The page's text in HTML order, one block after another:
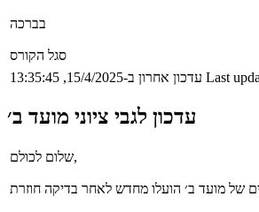
בברכה
סגל הקורס
עדכון אחרון ב-15/4/2025, 13:35:45 Last
עדכון לגבי ציוני מועד ב׳
שלום לכולם,